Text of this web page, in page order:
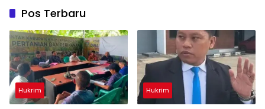
Pos Terbaru
Hukrim Hukrim